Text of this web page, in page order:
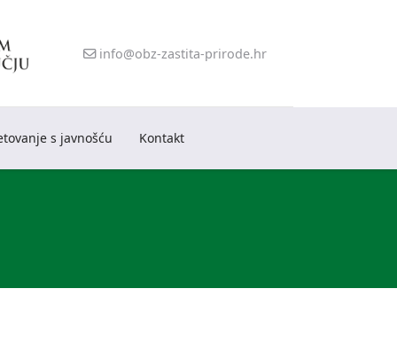
info@obz-zastita-prirode.hr
s javnošću Kontakt